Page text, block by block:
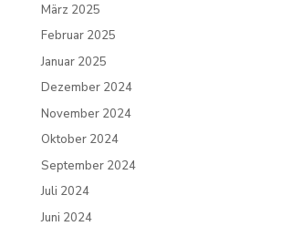
März 2025
Februar 2025
Januar 2025
Dezember 2024
November 2024
Oktober 2024
September 2024
Juli 2024
Juni 2024